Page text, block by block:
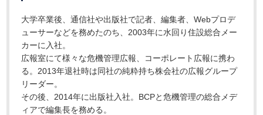
大学卒業後、通信社や出版社で記者、編集者、Webプロデ
ューサーなどを務めたのち、2003年に水回り住設総合メー
カーに入社。
広報室にて様々な危機管理広報、コーポレート広報に携わ
る。2013年退社時は同社の純粋持ち株会社の広報グループ
リーダー。
その後、2014年に出版社入社。BCPと危機管理の総合メデ
ィアで編集長を務める。